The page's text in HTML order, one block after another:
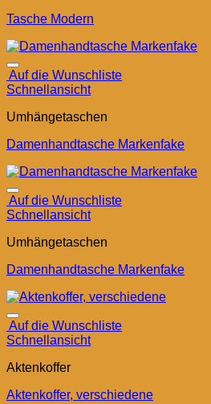
Tasche Modern
Auf die Wunschliste
Schnellansicht
Umhängetaschen
Damenhandtasche Markenfake
Auf die Wunschliste
Schnellansicht
Umhängetaschen
Damenhandtasche Markenfake
Auf die Wunschliste
Schnellansicht
Aktenkoffer
Aktenkoffer, verschiedene